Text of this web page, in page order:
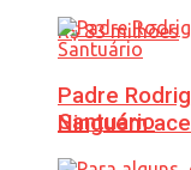
Ninguém
Padre
Santuário